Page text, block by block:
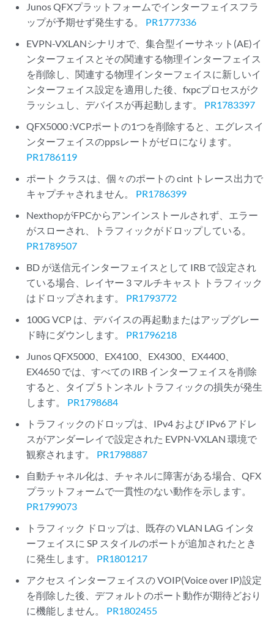
Junos QFXプラットフォームでインターフェイスフラ
ップが予期せず発生する。 PR1777336
EVPN-VXLANシナリオで、集合型イーサネット(AE)イ
ンターフェイスとその関連する物理インターフェイス
を削除し、関連する物理インターフェイスに新しいイ
ンターフェイス設定を適用した後、fxpcプロセスがク
ラッシュし、デバイスが再起動します。 PR1783397
QFX5000 :VCPポートの1つを削除すると、エグレスイ
ンターフェイスのppsレートがゼロになります。
PR1786119
ポート クラスは、個々のポートの cint トレース出力で
キャプチャされません。 PR1786399
NexthopがFPCからアンインストールされず、エラー
がスローされ、トラフィックがドロップしている。
PR1789507
BD が送信元インターフェイスとして IRB で設定され
ている場合、レイヤー 3 マルチキャスト トラフィック
はドロップされます。 PR1793772
100G VCP は、デバイスの再起動またはアップグレー
ド時にダウンします。 PR1796218
Junos QFX5000、EX4100、EX4300、EX4400、
EX4650 では、すべての IRB インターフェイスを削除
すると、タイプ 5 トンネル トラフィックの損失が発生
します。 PR1798684
トラフィックのドロップは、IPv4 および IPv6 アドレ
スがアンダーレイで設定された EVPN-VXLAN 環境で
観察されます。 PR1798887
自動チャネル化は、チャネルに障害がある場合、QFX
プラットフォームで一貫性のない動作を示します。
PR1799073
トラフィック ドロップは、既存の VLAN LAG インタ
ーフェイスに SP スタイルのポートが追加されたとき
に発生します。 PR1801217
アクセス インターフェイスの VOIP(Voice over IP)設定
を削除した後、デフォルトのポート動作が期待どおり
に機能しません。 PR1802455